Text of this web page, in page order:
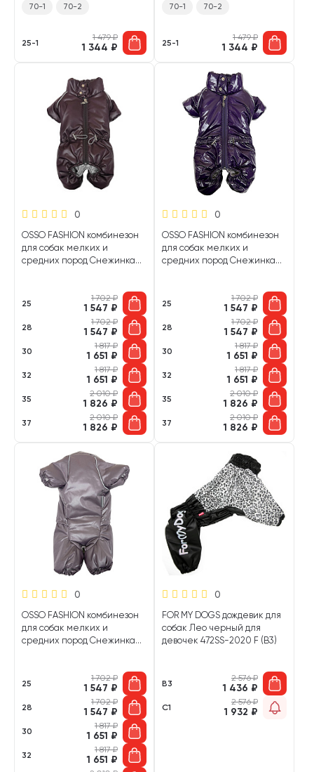
70-1 70-2
25-1
1 479₽
1 344 ₽
70-1 70-2
25-1
1 479₽
1 344 ₽
0
OSSO FASHION комбинезон
для собак мелких и
средних пород Снежинка
25
1 702₽
1 547 ₽
28
1 702₽
1 547 ₽
30
1 817₽
1 651 ₽
32
1 817₽
1 651 ₽
35
2 010₽
1 826 ₽
37
2 010₽
1 826 ₽
0
OSSO FASHION комбинезон
для собак мелких и
средних пород Снежинка
25
1 702₽
1 547 ₽
28
1 702₽
1 547 ₽
30
1 817₽
1 651 ₽
32
1 817₽
1 651 ₽
35
2 010₽
1 826 ₽
37
2 010₽
1 826 ₽
0
OSSO FASHION комбинезон
для собак мелких и
средних пород Снежинка
25
1 702₽
1 547 ₽
28
1 702₽
1 547 ₽
30
1 817₽
1 651 ₽
32
1 817₽
1 651 ₽
0
FOR MY DOGS дождевик для
собак Лео черный для
девочек 472SS-2020 F (B3)
B3
2 576₽
1 436 ₽
C1
2 576₽
1 932 ₽